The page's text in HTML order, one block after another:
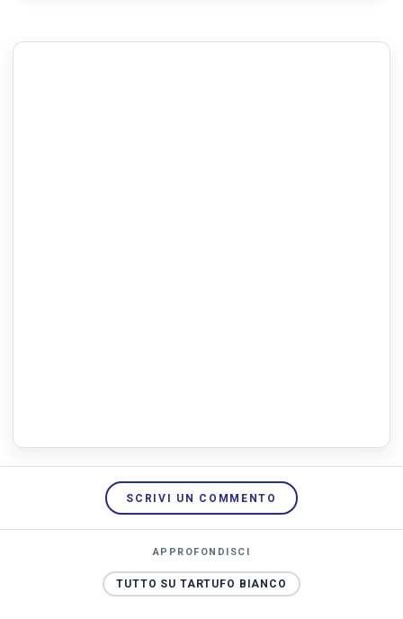
SCRIVI UN COMMENTO
APPROFONDISCI
TUTTO SU TARTUFO BIANCO